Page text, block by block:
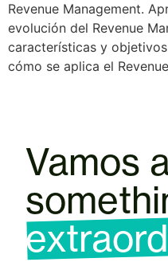
Revenue Management.
evolución del Revenue
características y
cómo se aplica el
Vamos